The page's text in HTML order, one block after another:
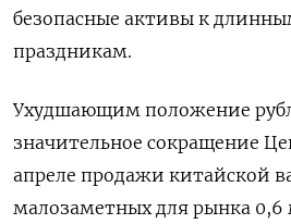
безопасные активы к
праздникам.
Ухудшающим положение
значительное сокращение
апреле продажи китайской
малозаметных для рынка 0,6